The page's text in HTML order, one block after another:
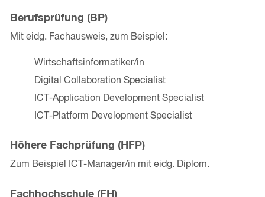
Berufsprüfung (BP)
Mit eidg. Fachausweis, zum Beispiel:
Wirtschaftsinformatiker/in
Digital Collaboration Specialist
ICT-Application Development Specialist
ICT-Platform Development Specialist
Höhere Fachprüfung (HFP)
Zum Beispiel ICT-Manager/in mit eidg. Diplom.
Fachhochschule (FH)